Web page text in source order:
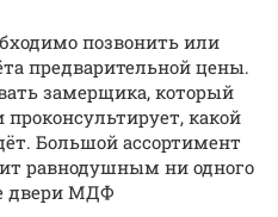
позвонить или
предварительной цены.
замерщика, который
какой
Большой ассортимент
равнодушным ни одного
двери МДФ